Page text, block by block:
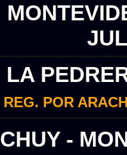
LA
REG. POR
CHUY -